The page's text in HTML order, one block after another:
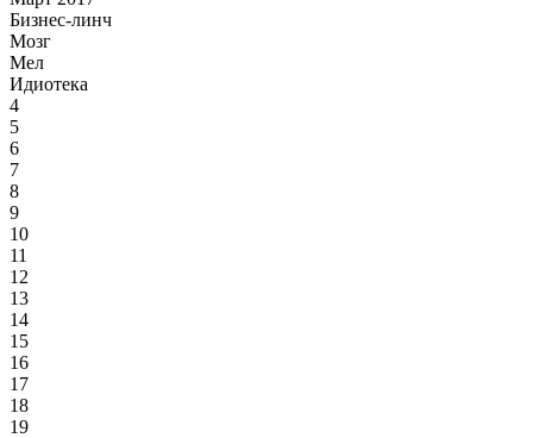
Бизнес-линч
Мозг
Мел
Идиотека
4
5
6
7
8
9
10
11
12
13
14
15
16
17
18
19